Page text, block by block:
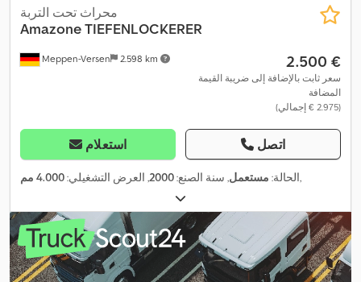
Meppen-Versen 2.598 km
محراث تحت التربة
AmazoneTIEFENLOCKERER
‏2.500 €
سعر ثابت بالإضافة إلى ضريبة القيمة
المضافة
(‏2.975 € إجمالي)
استعلام اتصل
الحالة: مستعمل, سنة الصنع:2000, العرض التشغيلي:4.000 مم ,